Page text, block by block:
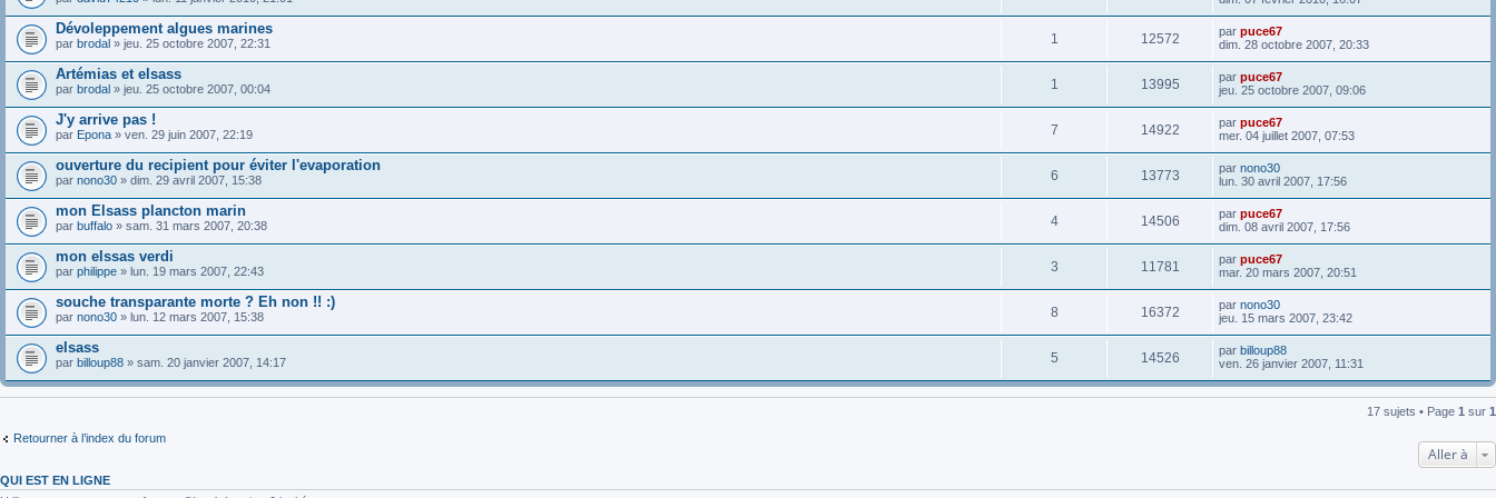
Dévoleppement algues marines
par brodal » jeu. 25 octobre 2007, 22:31 1 12572 par puce67
dim. 28 octobre 2007, 20:33
Artémias et elsass
par brodal » jeu. 25 octobre 2007, 00:04 1 13995 par puce67
jeu. 25 octobre 2007, 09:06
J'y arrive pas !
par Epona » ven. 29 juin 2007, 22:19 7 14922 par puce67
mer. 04 juillet 2007, 07:53
ouverture du recipient pour éviter l'evaporation
par nono30 » dim. 29 avril 2007, 15:38 6 13773 par nono30
lun. 30 avril 2007, 17:56
mon Elsass plancton marin
par buffalo » sam. 31 mars 2007, 20:38 4 14506 par puce67
dim. 08 avril 2007, 17:56
mon elssas verdi
par philippe » lun. 19 mars 2007, 22:43 3 11781 par puce67
mar. 20 mars 2007, 20:51
souche transparante morte ? Eh non !! :)
par nono30 » lun. 12 mars 2007, 15:38 8 16372 par nono30
jeu. 15 mars 2007, 23:42
elsass
par billoup88 » sam. 20 janvier 2007, 14:17 5 14526 par billoup88
ven. 26 janvier 2007, 11:31
17 sujets • Page 1 sur 1
Retourner à l’index du forum
Aller à
QUI EST EN LIGNE